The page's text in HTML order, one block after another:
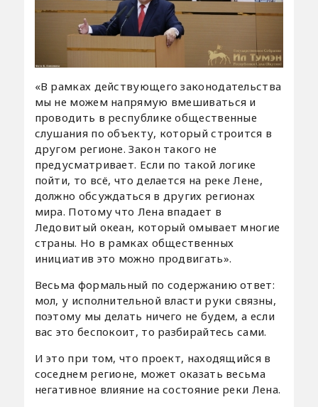
«В рамках действующего законодательства
мы не можем напрямую вмешиваться и
проводить в республике общественные
слушания по объекту, который строится в
другом регионе. Закон такого не
предусматривает. Если по такой логике
пойти, то всё, что делается на реке Лене,
должно обсуждаться в других регионах
мира. Потому что Лена впадает в
Ледовитый океан, который омывает многие
страны. Но в рамках общественных
инициатив это можно продвигать».
Весьма формальный по содержанию ответ:
мол, у исполнительной власти руки связны,
поэтому мы делать ничего не будем, а если
вас это беспокоит, то разбирайтесь сами.
И это при том, что проект, находящийся в
соседнем регионе, может оказать весьма
негативное влияние на состояние реки Лена.